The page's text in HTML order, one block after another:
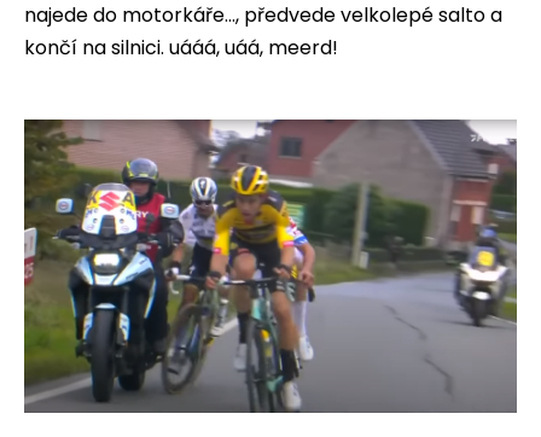
najede do motorkáře…, předvede velkolepé salto a
končí na silnici. uááá, uáá, meerd!